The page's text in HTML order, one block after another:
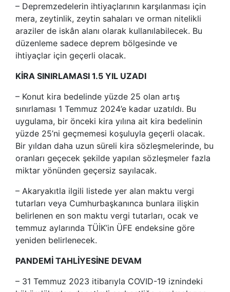
– Depremzedelerin ihtiyaçlarının karşılanması için
mera, zeytinlik, zeytin sahaları ve orman nitelikli
araziler de iskân alanı olarak kullanılabilecek. Bu
düzenleme sadece deprem bölgesinde ve
ihtiyaçlar için geçerli olacak.
KİRA SINIRLAMASI 1.5 YIL UZADI
– Konut kira bedelinde yüzde 25 olan artış
sınırlaması 1 Temmuz 2024’e kadar uzatıldı. Bu
uygulama, bir önceki kira yılına ait kira bedelinin
yüzde 25’ni geçmemesi koşuluyla geçerli olacak.
Bir yıldan daha uzun süreli kira sözleşmelerinde, bu
oranları geçecek şekilde yapılan sözleşmeler fazla
miktar yönünden geçersiz sayılacak.
– Akaryakıtla ilgili listede yer alan maktu vergi
tutarları veya Cumhurbaşkanınca bunlara ilişkin
belirlenen en son maktu vergi tutarları, ocak ve
temmuz aylarında TÜİK’in ÜFE endeksine göre
yeniden belirlenecek.
PANDEMİ TAHLİYESİNE DEVAM
– 31 Temmuz 2023 itibarıyla COVID-19 iznindeki